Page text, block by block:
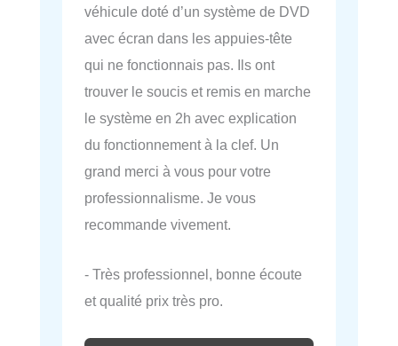
véhicule doté d’un système de DVD
avec écran dans les appuies-tête
qui ne fonctionnais pas. Ils ont
trouver le soucis et remis en marche
le système en 2h avec explication
du fonctionnement à la clef. Un
grand merci à vous pour votre
professionnalisme. Je vous
recommande vivement.
- Très professionnel, bonne écoute
et qualité prix très pro.